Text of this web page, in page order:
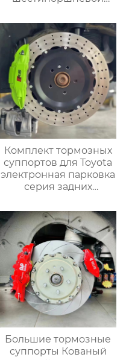
V6, изготовленный на
заказ, Большой
тормозной комплект
Комплект тормозных
суппортов для Toyota
электронная парковка
серия задних
четырехпоршневой
тормозной суппорт
355 380 400
Большие тормозные
суппорты Кованый